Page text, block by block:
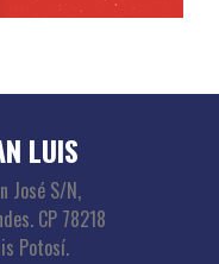
LUIS
José S/N,
CP 78218
Potosí.